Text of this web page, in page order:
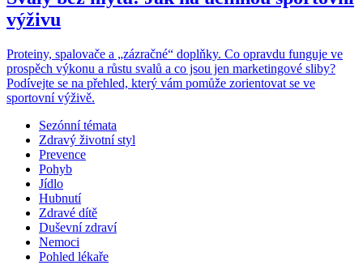
výživu
Proteiny, spalovače a „zázračné“ doplňky. Co opravdu funguje ve
prospěch výkonu a růstu svalů a co jsou jen marketingové sliby?
Podívejte se na přehled, který vám pomůže zorientovat se ve
sportovní výživě.
Sezónní témata
Zdravý životní styl
Prevence
Pohyb
Jídlo
Hubnutí
Zdravé dítě
Duševní zdraví
Nemoci
Pohled lékaře